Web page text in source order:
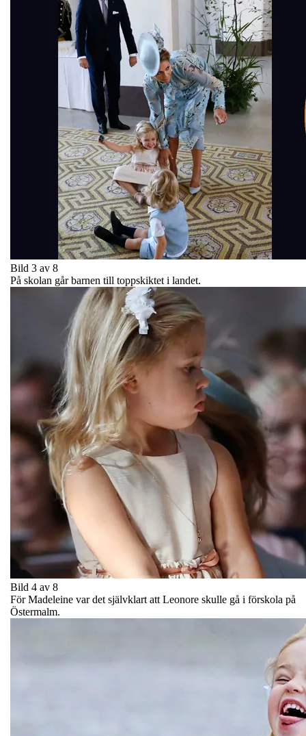
Bild 3 av 8
På skolan går barnen till toppskiktet i landet.
Bild 4 av 8
För Madeleine var det självklart att Leonore skulle gå i förskola på
Östermalm.